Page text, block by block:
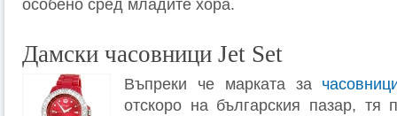
особено сред младите хора.
Дамски часовници Jet Set
Въпреки че марката за
отскоро на българския пазар, тя